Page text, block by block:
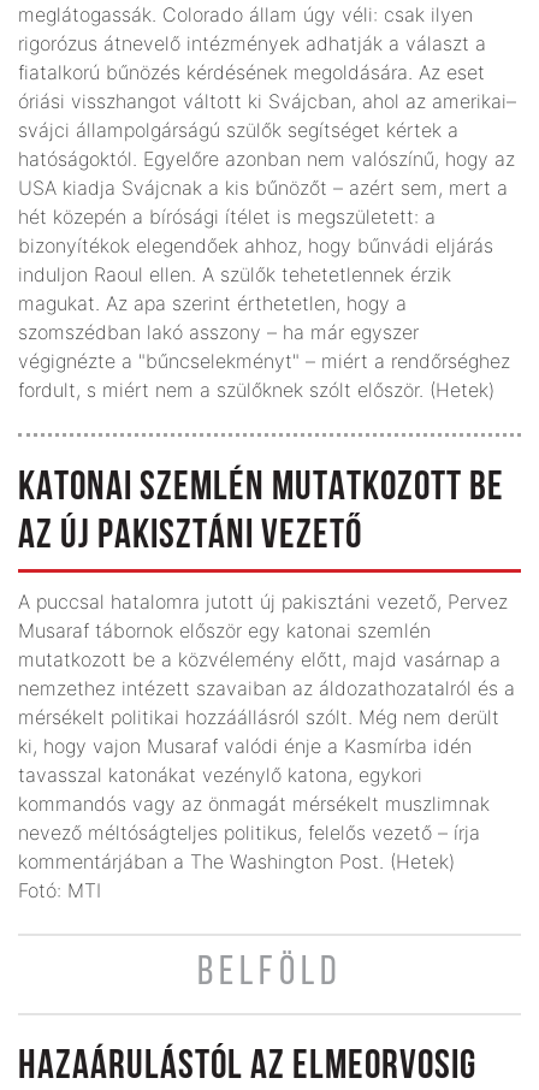
meglátogassák. Colorado állam úgy véli: csak ilyen
rigorózus átnevelő intézmények adhatják a választ a
fiatalkorú bűnözés kérdésének megoldására. Az eset
óriási visszhangot váltott ki Svájcban, ahol az amerikai–
svájci állampolgárságú szülők segítséget kértek a
hatóságoktól. Egyelőre azonban nem valószínű, hogy az
USA kiadja Svájcnak a kis bűnözőt – azért sem, mert a
hét közepén a bírósági ítélet is megszületett: a
bizonyítékok elegendőek ahhoz, hogy bűnvádi eljárás
induljon Raoul ellen. A szülők tehetetlennek érzik
magukat. Az apa szerint érthetetlen, hogy a
szomszédban lakó asszony – ha már egyszer
végignézte a "bűncselekményt" – miért a rendőrséghez
fordult, s miért nem a szülőknek szólt először. (Hetek)
KATONAI SZEMLÉN MUTATKOZOTT BE
AZ ÚJ PAKISZTÁNI VEZETŐ
A puccsal hatalomra jutott új pakisztáni vezető, Pervez
Musaraf tábornok először egy katonai szemlén
mutatkozott be a közvélemény előtt, majd vasárnap a
nemzethez intézett szavaiban az áldozathozatalról és a
mérsékelt politikai hozzáállásról szólt. Még nem derült
ki, hogy vajon Musaraf valódi énje a Kasmírba idén
tavasszal katonákat vezénylő katona, egykori
kommandós vagy az önmagát mérsékelt muszlimnak
nevező méltóságteljes politikus, felelős vezető – írja
kommentárjában a The Washington Post. (Hetek)
Fotó: MTI
BELFÖLD
HAZAÁRULÁSTÓL AZ ELMEORVOSIG